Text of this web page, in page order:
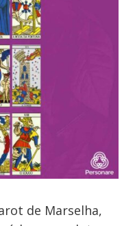
de Marselha,